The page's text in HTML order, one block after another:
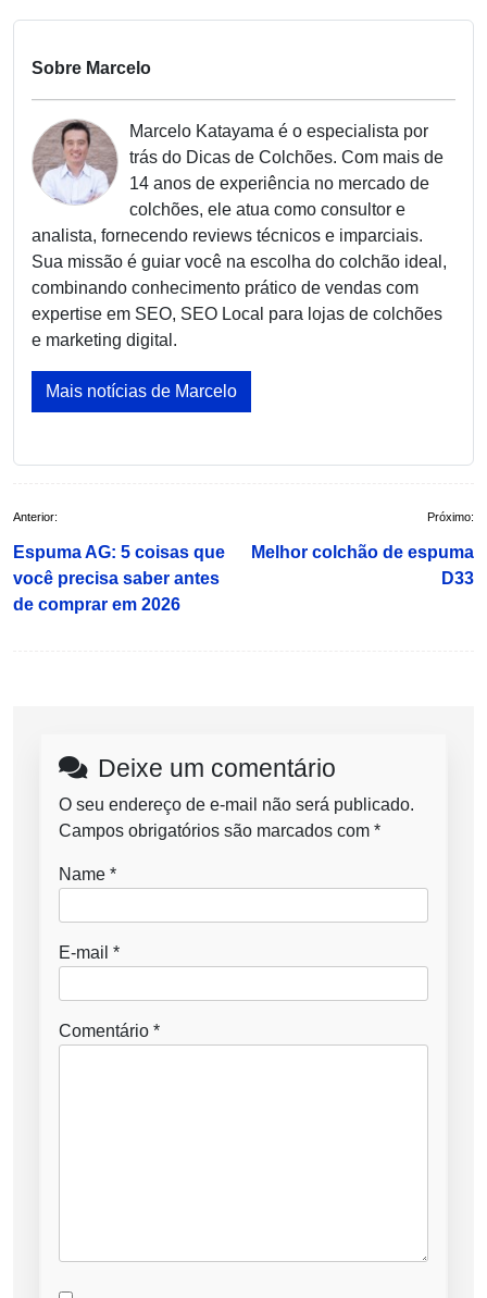
Sobre Marcelo
Marcelo Katayama é o especialista por
trás do Dicas de Colchões. Com mais de
14 anos de experiência no mercado de
colchões, ele atua como consultor e
analista, fornecendo reviews técnicos e imparciais.
Sua missão é guiar você na escolha do colchão ideal,
combinando conhecimento prático de vendas com
expertise em SEO, SEO Local para lojas de colchões
e marketing digital.
Mais notícias de Marcelo
Navegação
de
Post
Anterior:
Espuma AG: 5 coisas que
você precisa saber antes
de comprar em 2026
Próximo:
Melhor colchão de espuma
D33
Deixe um comentário
O seu endereço de e-mail não será publicado.
Campos obrigatórios são marcados com *
Name *
E-mail *
Comentário *